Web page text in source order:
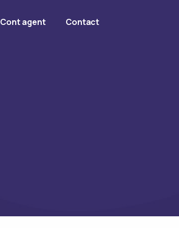
Cont agent Contact